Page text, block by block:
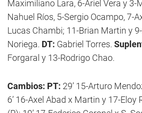
Maximiliano Lara, 6-Ariel Vera y 3-
Nahuel Ríos, 5-Sergio Ocampo, 7-
Lucas Chambi; 11-Brian Martin y
Noriega. DT: Gabriel Torres.
Forgaral y 13-Rodrigo Chao.
Cambios: PT: 29’ 15-Arturo
6’ 16-Axel Abad x Martin y 17-Eloy